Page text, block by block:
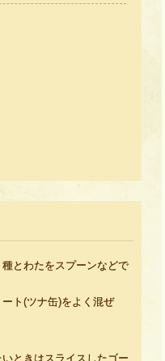
とわたをスプーンなどで
ト(ツナ缶)をよく混ぜ
ときはスライスしたゴー